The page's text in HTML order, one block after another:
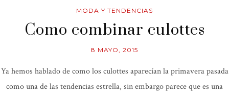
MODA Y TENDENCIAS
Como combinar culottes
8 MAYO, 2015
Ya hemos hablado de como los culottes aparecían la primavera pasada
como una de las tendencias estrella, sin embargo parece que es una